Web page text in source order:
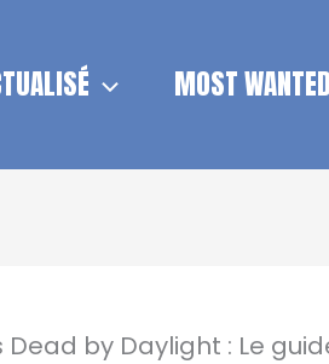
MOST WANTED
Dead by Daylight : Le